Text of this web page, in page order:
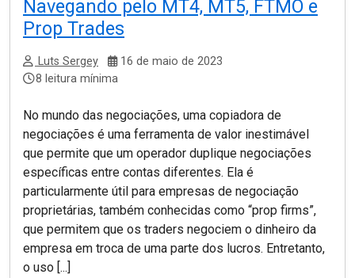
Navegando pelo MT4, MT5, FTMO e
Prop Trades
Luts Sergey
16 de maio de 2023
8 leitura mínima
No mundo das negociações, uma copiadora de
negociações é uma ferramenta de valor inestimável
que permite que um operador duplique negociações
específicas entre contas diferentes. Ela é
particularmente útil para empresas de negociação
proprietárias, também conhecidas como “prop firms”,
que permitem que os traders negociem o dinheiro da
empresa em troca de uma parte dos lucros. Entretanto,
o uso [...]